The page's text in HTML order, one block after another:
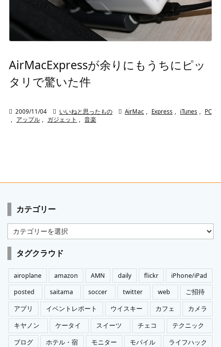
AirMacExpressが余りにもうちにピッ
タリで驚いた件
 2009/11/04  いいねと思ったもの  AirMac , Express , iTunes , PC
, アップル , ガジェット , 音楽
カテゴリー
カ
テ
ゴ
リ
ー
タグクラウド
airoplane amazon AMN daily flickr
iPhone/iPad
posted
saitama soccer twitter web
ご招待
アプリ
イベントレポート ウイスキー カフェ
カメラ
キヤノン
ケータイ スイーツ チェコ
テクニック
ブログ
ホテル・宿 モニター モバイル
ライフハック